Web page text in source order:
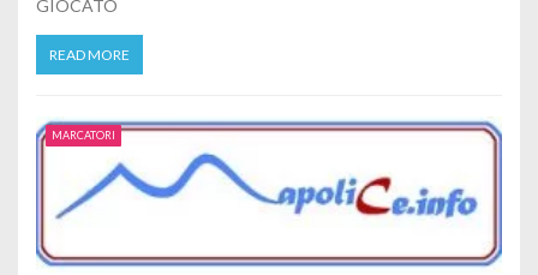
GIOCATO
READ MORE
MARCATORI